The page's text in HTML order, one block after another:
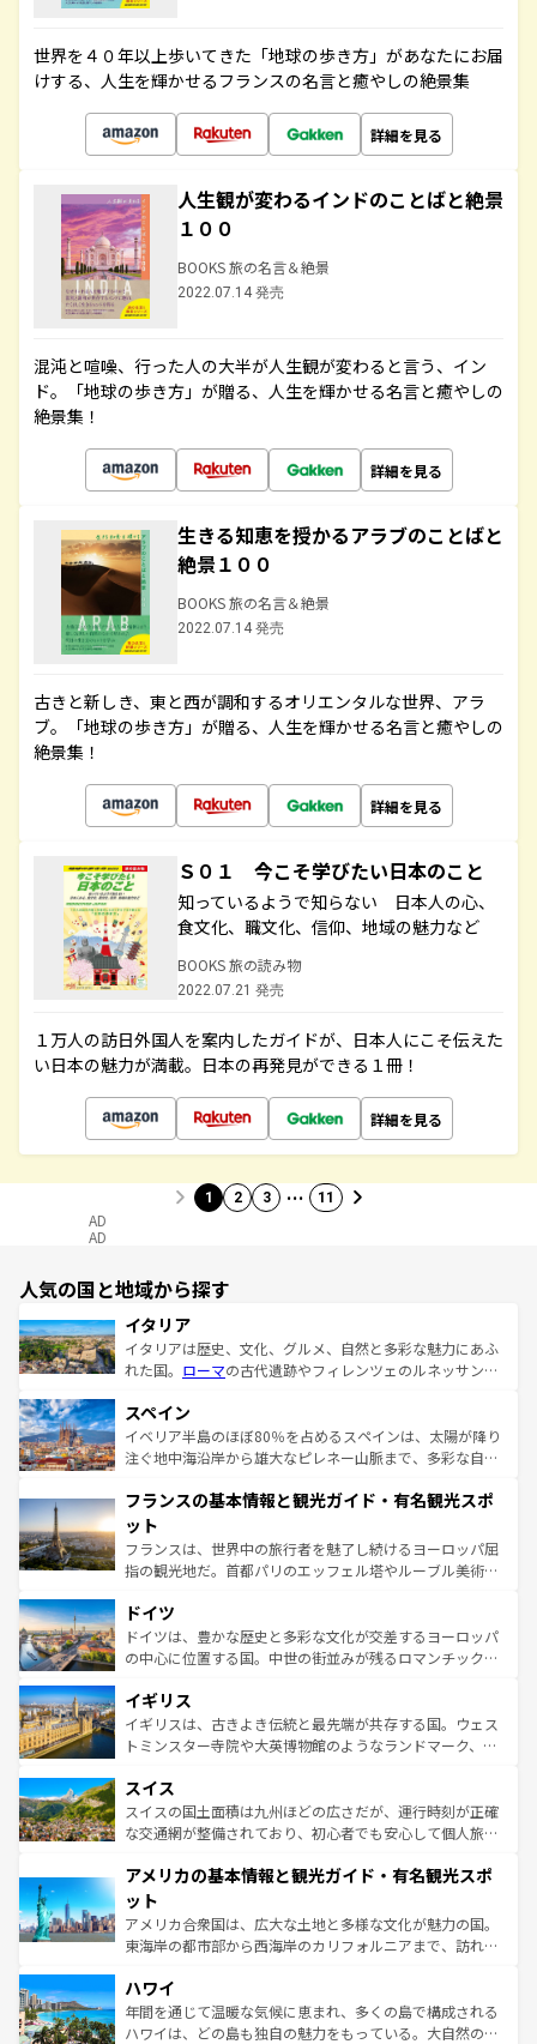
世界を４０年以上歩いてきた「地球の歩き方」があなたにお届
けする、人生を輝かせるフランスの名言と癒やしの絶景集
詳細を見る
人生観が変わるインドのことばと絶景
１００
BOOKS 旅の名言＆絶景
2022.07.14 発売
混沌と喧噪、行った人の大半が人生観が変わると言う、イン
ド。「地球の歩き方」が贈る、人生を輝かせる名言と癒やしの
絶景集！
詳細を見る
生きる知恵を授かるアラブのことばと
絶景１００
BOOKS 旅の名言＆絶景
2022.07.14 発売
古きと新しき、東と西が調和するオリエンタルな世界、アラ
ブ。「地球の歩き方」が贈る、人生を輝かせる名言と癒やしの
絶景集！
詳細を見る
Ｓ０１ 今こそ学びたい日本のこと
知っているようで知らない 日本人の心、
食文化、職文化、信仰、地域の魅力など
BOOKS 旅の読み物
2022.07.21 発売
１万人の訪日外国人を案内したガイドが、日本人にこそ伝えた
い日本の魅力が満載。日本の再発見ができる１冊！
詳細を見る
1 2 3 … 11
AD
AD
人気の国と地域から探す
イタリア
イタリアは歴史、文化、グルメ、自然と多彩な魅力にあふ
れた国。 ローマの古代遺跡やフィレンツェのルネッサンス
ろん、トスカーナの美しい田園風景やアマルフィ海岸の絶
景など、自然景観も見逃せない。観光の合間には、本場の
ピザやパスタなど、絶品のイタリア料理を堪能することも
ませてくれるイタリアで、忘れられない旅をしてみよう！
なお、新着のイタリア情報は
しい。
スペイン
イベリア半島のほぼ80％を占めるスペインは、太陽が降り
注ぐ地中海沿岸から雄大なピレネー山脈まで、多彩な自然
文化が根付くこの国では、情熱的なフラメンコ、熱気あふ
れる闘牛、そして美味しいタパスが生活の一部となってい
る。首都マドリードの洗練された雰囲気や、バルセロナの
アートに溢れた街角から、地方では古代ローマ遺跡や中世
せる。地方によって風土や気候が異なるスペインはその個
性で訪れる人を魅了する。 なお、新着のスペイン情報は コ
ンテンツ一覧を参照してほしい。
フランスの基本情報と観光ガイド・有名観光スポ
ット
フランスは、世界中の旅行者を魅了し続けるヨーロッパ屈
指の観光地だ。首都パリのエッフェル塔やルーブル美術館
で、幅広い魅力が詰まっている。華麗な宮殿、歴史的な大
聖堂、美しいビーチ、そして豊かな自然が、訪れる者を心
から魅了する。また、フランスは美食の国としても知ら
いる。シャンパンの発祥地であるランス、プロヴァンスの
香り高いラベンダー畑など、多彩な楽しみ方が可能だ。さ
らに、パリ以外の地域にも魅力が溢れており、どの街角に
れる地方に足を運ぶとそれぞれで全く異なる文化を体験で
きるだろう。 なお、新着のフランス情報はコンテンツ一覧
を参照してほしい。
ドイツ
ドイツは、豊かな歴史と多彩な文化が交差するヨーロッパ
の中心に位置する国。中世の街並みが残るロマンチック街
顔を持つこの国は、どこを歩いても飽きることがない。ベ
ルリンの文化的活気、バイエルン州のアルプスの絶景、そ
してライン川沿いのワイン畑といった風景は必見。ビール
は、お酒好きな人にはぜひ体験してほしい。 なお、新着の
ドイツ情報はコンテンツ一覧を参照してほしい。
イギリス
イギリスは、古きよき伝統と最先端が共存する国。ウェス
トミンスター寺院や大英博物館のようなランドマーク、歴
リアごとに異なる魅力がある。また、優雅なアフタヌーン
ティー、ビール好きにはたまらない英国パブ、サッカー観
戦など、本場だからこそできる体験も豊富。イギリスを旅
ンツ一覧を参照してほしい。
スイス
スイスの国土面積は九州ほどの広さだが、運行時刻が正確
な交通網が整備されており、初心者でも安心して個人旅行
の建物がそのまま残る町や、スイスならではのユニークな
博物館もあり、アルプス観光だけでなく町歩きも満喫する
ことができる。国民の所得が高いため物価も高いが、旅行
者向けの交通パス提供のサービスもあり、うまく活用すれ
着のスイス情報は
アメリカの基本情報と観光ガイド・有名観光スポ
ット
アメリカ合衆国は、広大な土地と多様な文化が魅力の国。
東海岸の都市部から西海岸のカリフォルニアまで、訪れる
のような巨大都市は、観光、ショッピング、エンターテイ
ンメントが詰まった刺激的なスポットだ。一方、アメリカ
西部には大自然が広がり、グランドキャニオンやイエロー
ハワイ
年間を通じて温暖な気候に恵まれ、多くの島で構成される
ハワイは、どの島も独自の魅力をもっている。大自然の神